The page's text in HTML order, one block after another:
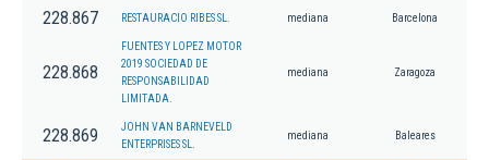
228.867 RESTAURACIO RIBES SL. mediana Barcelona
228.868
FUENTES Y LOPEZ MOTOR
2019 SOCIEDAD DE
RESPONSABILIDAD
LIMITADA.
mediana Zaragoza
228.869
JOHN VAN BARNEVELD
ENTERPRISES SL.
mediana Baleares